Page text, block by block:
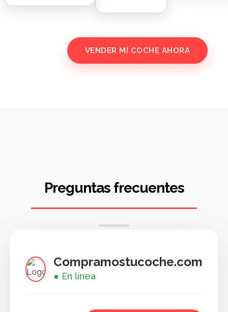
VENDER MI COCHE AHORA
Preguntas frecuentes
Compramostucoche.com
● En línea